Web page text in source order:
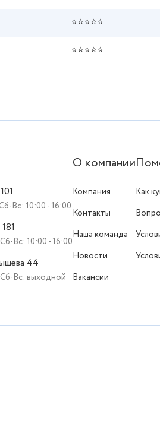
⭐⭐⭐⭐⭐
⭐⭐⭐⭐⭐
Вс: 10:00 - 16:00
Вс: 10:00 - 16:00
44
Вс: выходной
О компании
Компания
Контакты
Наша команда
Новости
Вакансии
Как